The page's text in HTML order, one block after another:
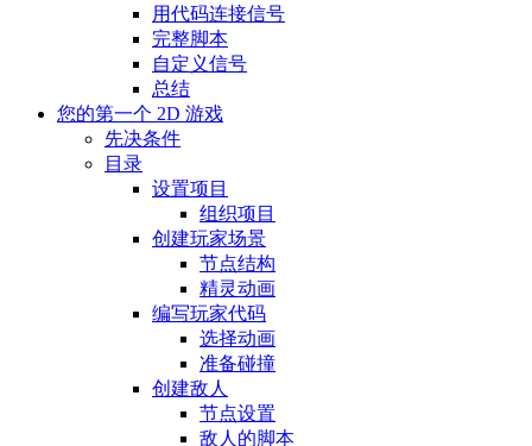
用代码连接信号
完整脚本
自定义信号
总结
您的第一个 2D 游戏
先决条件
目录
设置项目
组织项目
创建玩家场景
节点结构
精灵动画
编写玩家代码
选择动画
准备碰撞
创建敌人
节点设置
敌人的脚本